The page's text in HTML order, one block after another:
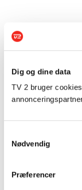
Dig og dine data
TV 2 bruger
Nødvendig
Præferencer